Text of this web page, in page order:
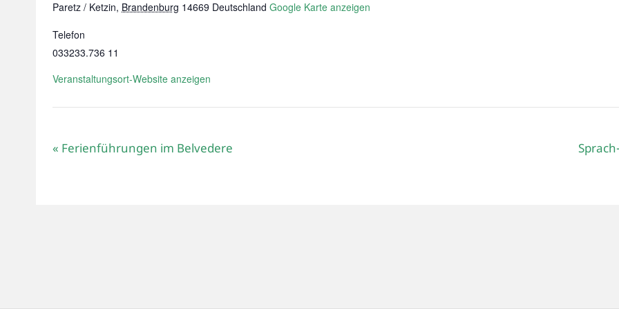
Paretz / Ketzin, Brandenburg 14669 Deutschland Google Karte anzeigen
Telefon
033233.736 11
Veranstaltungsort-Website anzeigen
« Ferienführungen im Belvedere